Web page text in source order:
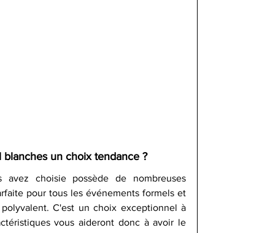
blanches un choix tendance ?
choisie possède de nombreuses
pour tous les événements formels et
C'est un choix exceptionnel à
vous aideront donc à avoir le